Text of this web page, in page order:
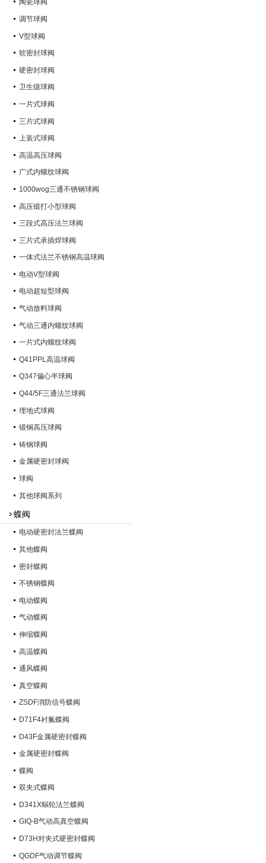
陶瓷球阀
调节球阀
V型球阀
软密封球阀
硬密封球阀
卫生级球阀
一片式球阀
三片式球阀
上装式球阀
高温高压球阀
广式内螺纹球阀
1000wog三通不锈钢球阀
高压锻打小型球阀
三段式高压法兰球阀
三片式承插焊球阀
一体式法兰不锈钢高温球阀
电动V型球阀
电动超短型球阀
气动放料球阀
气动三通内螺纹球阀
一片式内螺纹球阀
Q41PPL高温球阀
Q347偏心半球阀
Q44/5F三通法兰球阀
埋地式球阀
锻钢高压球阀
铸钢球阀
金属硬密封球阀
球阀
其他球阀系列
蝶阀
电动硬密封法兰蝶阀
其他蝶阀
密封蝶阀
不锈钢蝶阀
电动蝶阀
气动蝶阀
伸缩蝶阀
高温蝶阀
通风蝶阀
真空蝶阀
ZSDF消防信号蝶阀
D71F4衬氟蝶阀
D43F金属硬密封蝶阀
金属硬密封蝶阀
蝶阀
双夹式蝶阀
D341X蜗轮法兰蝶阀
GIQ-B气动高真空蝶阀
D73H对夹式硬密封蝶阀
QGDF气动调节蝶阀